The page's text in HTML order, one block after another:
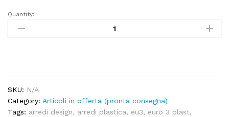
Vaso
LIKEN
quantity
Quantity:
SKU: N/A
Category: Articoli in offerta (pronta consegna)
Tags: arredi design, arredi plastica, eu3, euro 3 plast,